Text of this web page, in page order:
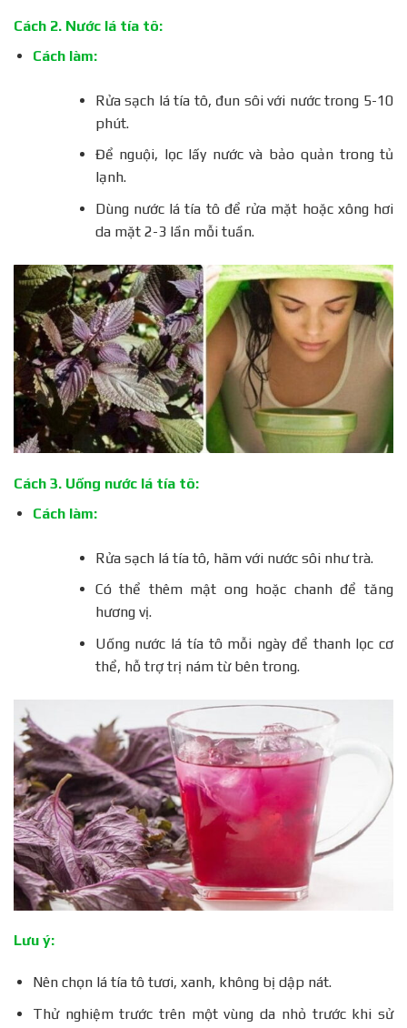
Cách 2. Nước lá tía tô:
Cách làm:
Rửa sạch lá tía tô, đun sôi với nước trong 5-10
phút.
Để nguội, lọc lấy nước và bảo quản trong tủ
lạnh.
Dùng nước lá tía tô để rửa mặt hoặc xông hơi
da mặt 2-3 lần mỗi tuần.
Cách 3. Uống nước lá tía tô:
Cách làm:
Rửa sạch lá tía tô, hãm với nước sôi như trà.
Có thể thêm mật ong hoặc chanh để tăng
hương vị.
Uống nước lá tía tô mỗi ngày để thanh lọc cơ
thể, hỗ trợ trị nám từ bên trong.
Lưu ý:
Nên chọn lá tía tô tươi, xanh, không bị dập nát.
Thử nghiệm trước trên một vùng da nhỏ trước khi sử